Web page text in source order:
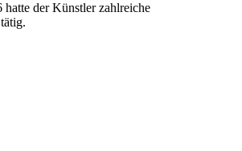
der Künstler zahlreiche